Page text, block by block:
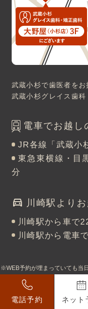
武蔵小杉で歯医者をお
武蔵小杉グレイス歯科
電車でお越し
JR各線「武蔵小
東急東横線・目
分
川崎駅より
川崎駅から車で
川崎駅から電車
※WEB予約が埋まっていても当
電話予約 ネット